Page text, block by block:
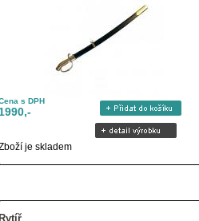
s DPH
1990,-
je skladem
Rytíř